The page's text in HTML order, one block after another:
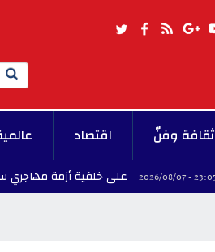
Search
ثقافة وفنّ اقتصاد
على خلفية أزمة مهاجري سبتة..